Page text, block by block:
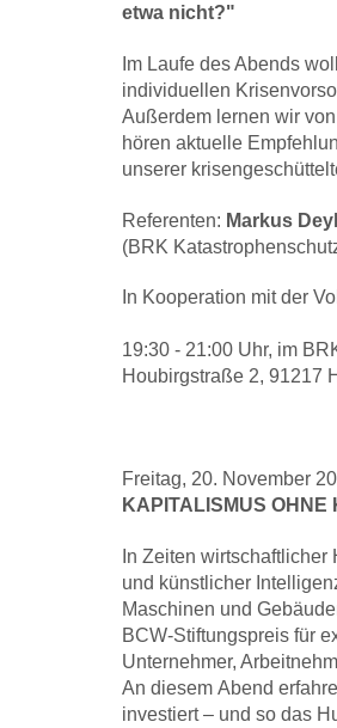
etwa nicht?"
Im Laufe des Abends
individuellen
Außerdem lernen wir
hören aktuelle
unserer
Referenten: Markus
(BRK
In Kooperation mit der
19:30 - 21:00 Uhr, im
Houbirgstraße 2, 91217
Freitag, 20. November
KAPITALISMUS
In Zeiten
und künstlicher
Maschinen und
BCW-Stiftungspreis für
Unternehmer,
An diesem Abend
investiert – und so das